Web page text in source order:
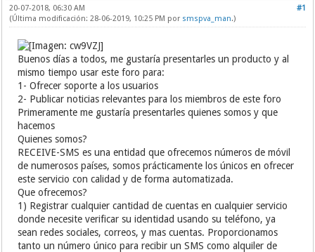
#1
20-07-2018, 06:30 AM
(Última modificación: 28-06-2019, 10:25 PM por smspva_man.)
Buenos días a todos, me gustaría presentarles un producto y al
mismo tiempo usar este foro para:
1- Ofrecer soporte a los usuarios
2- Publicar noticias relevantes para los miembros de este foro
Primeramente me gustaría presentarles quienes somos y que
hacemos
Quienes somos?
RECEIVE-SMS es una entidad que ofrecemos números de móvil
de numerosos países, somos prácticamente los únicos en ofrecer
este servicio con calidad y de forma automatizada.
Que ofrecemos?
1) Registrar cualquier cantidad de cuentas en cualquier servicio
donde necesite verificar su identidad usando su teléfono, ya
sean redes sociales, correos, y mas cuentas. Proporcionamos
tanto un número único para recibir un SMS como alquiler de